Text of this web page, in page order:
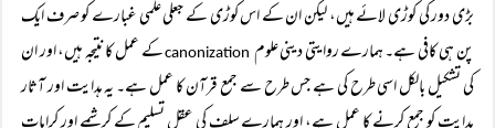
بڑی دور کی کوڑی لائے ہیں، لیکن ان کے اس کوڑی کے جعلی علمی غبارے کو صرف ایک
پن ہی کافی ہے۔ ہمارے روایتی دینی علوم
کے عمل کا نتیجہ ہیں، اور ان
کی تشکیل بالکل اسی طرح کی ہے جس طرح سے جمع قرآن کا عمل ہے۔ یہ ہدایت اور آثار